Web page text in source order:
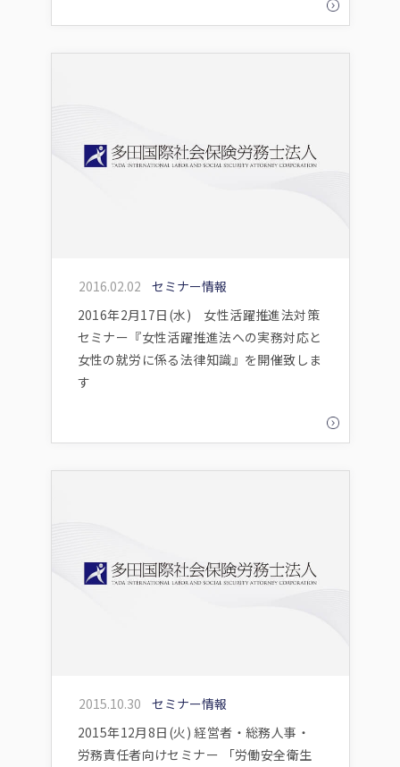
2016.02.02
セミナー情報
2016年2月17日(水) 女性活躍推進法対策
セミナー『女性活躍推進法への実務対応と
女性の就労に係る法律知識』を開催致しま
す
2015.10.30
セミナー情報
2015年12月8日(火) 経営者・総務人事・
労務責任者向けセミナー 「労働安全衛生